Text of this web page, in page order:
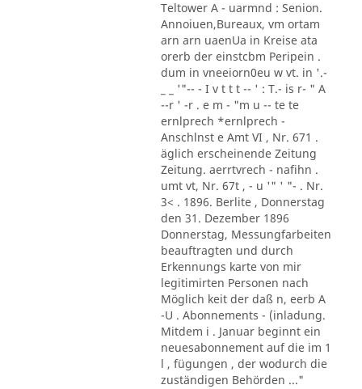
Teltower A - uarmnd : Senion.
Annoiuen,Bureaux, vm ortam
arn arn uaenUa in Kreise ata
orerb der einstcbm Peripein .
dum in vneeiorn0eu w vt. in '.-
_ _ '"-- - I v t t t -- ' : T.- is r- " A
--r ' -r . e m - "m u -- te te
ernlprech *ernlprech -
Anschlnst e Amt VI , Nr. 671 .
äglich erscheinende Zeitung
Zeitung. aerrtvrech - nafihn .
umt vt, Nr. 67t , - u '" ' "- . Nr.
3< . 1896. Berlite , Donnerstag
den 31. Dezember 1896
Donnerstag, Messungfarbeiten
beauftragten und durch
Erkennungs karte von mir
legitimirten Personen nach
Möglich keit der daß n, eerb A
-U . Abonnements - (inladung.
Mitdem i . Januar beginnt ein
neuesabonnement auf die im 1
l , fügungen , der wodurch die
zuständigen Behörden ..."